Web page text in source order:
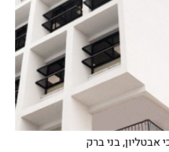
אבטליון, בני ברק